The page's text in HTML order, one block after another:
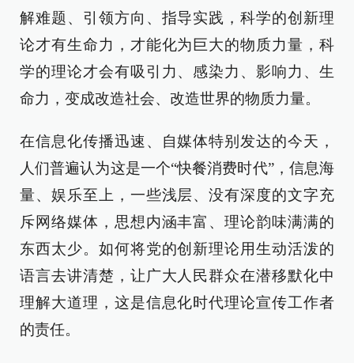
解难题、引领方向、指导实践，科学的创新理
论才有生命力，才能化为巨大的物质力量，科
学的理论才会有吸引力、感染力、影响力、生
命力，变成改造社会、改造世界的物质力量。
在信息化传播迅速、自媒体特别发达的今天，
人们普遍认为这是一个“快餐消费时代”，信息海
量、娱乐至上，一些浅层、没有深度的文字充
斥网络媒体，思想内涵丰富、理论韵味满满的
东西太少。如何将党的创新理论用生动活泼的
语言去讲清楚，让广大人民群众在潜移默化中
理解大道理，这是信息化时代理论宣传工作者
的责任。